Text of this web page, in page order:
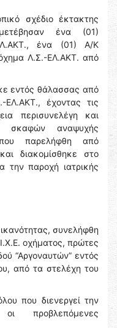
σχέδιο έκτακτης
ένα (01)
ένα (01) Α/Κ
Λ.Σ.-ΕΛ.ΑΚΤ. από
εντός θάλασσας από
έχοντας τις
περισυνελέγη και
σκαφών αναψυχής
παρελήφθη από
διακομίσθηκε στο
την παροχή ιατρικής
συνελήφθη
οχήματος, πρώτες
“Αργοναυτών” εντός
από τα στελέχη του
που διενεργεί την
προβλεπόμενες